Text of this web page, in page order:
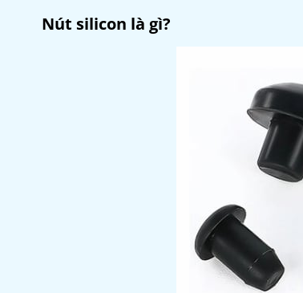
Nút silicon là gì?